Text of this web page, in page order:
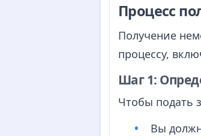
Процесс
Получение
процессу,
Шаг 1:
Чтобы подать
Вы